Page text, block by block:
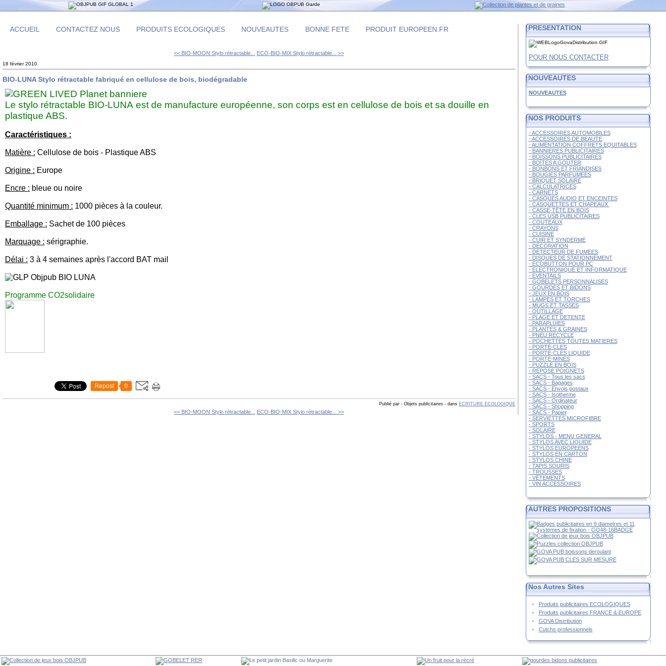
ACCUEIL CONTACTEZ NOUS PRODUITS ECOLOGIQUES NOUVEAUTES BONNE FETE PRODUIT EUROPEEN.FR
<< BIO-MOON Stylo rétractable... ECO-BIO-MIX Stylo rétractable... >>
18 février 2010
BIO-LUNA Stylo rétractable fabriqué en cellulose de bois, biodégradable
Le stylo rétractable BIO-LUNA est de manufacture européenne, son corps est en cellulose de bois et sa douille en
plastique ABS.
Caractéristiques :
Matière : Cellulose de bois - Plastique ABS
Origine : Europe
Encre : bleue ou noire
Quantité minimum : 1000 pièces à la couleur.
Emballage : Sachet de 100 pièces
Marquage : sérigraphie.
Délai : 3 à 4 semaines après l'accord BAT mail
Programme CO2solidaire
Repost 0
Publié par - Objets publicitaires -dans ECRITURE ECOLOGIQUE
<< BIO-MOON Stylo rétractable... ECO-BIO-MIX Stylo rétractable... >>
PRESENTATION
POUR NOUS CONTACTER
NOUVEAUTES
NOUVEAUTES
NOS PRODUITS
- ACCESSOIRES AUTOMOBILES
- ACCESSOIRES DE BEAUTE
- ALIMENTATION COFFRETS EQUITABLES
- BANNIERES PUBLICITAIRES
- BOISSONS PUBLICITAIRES
- BOÎTES A GOÛTER
- BONBONS ET FRIANDISES
- BOUGIES PARFUMEES
- BRIQUET SOLAIRE
- CALCULATRICES
- CARNETS
- CASQUES AUDIO ET ENCEINTES
- CASQUETTES ET CHAPEAUX
- CASSE-TÊTE EN BOIS
- CLES USB PUBLICITAIRES
- COUTEAUX
- CRAYONS
- CUISINE
- CUIR ET SYNDERME
- DECORATION
- DETECTEUR DE FUMEES
- DISQUES DE STATIONNEMENT
- ECOBUTTON POUR PC
- ELECTRONIQUE ET INFORMATIQUE
- EVENTAILS
- GOBELETS PERSONNALISES
- GOURDES ET BIDONS
- JEUX EN BOIS
- LAMPES ET TORCHES
- MUGS ET TASSES
- OUTILLAGE
- PLAGE ET DETENTE
- PARAPLUIES
- PLANTES & GRAINES
- PNEU RECYCLE
- POCHETTES TOUTES MATIERES
- PORTE-CLES
- PORTE-CLES LIQUIDE
- PORTE-MINES
- PUZZLE EN BOIS
- REPOSE POIGNETS
- SACS - Tous les sacs
- SACS - Bagages
- SACS - Envois postaux
- SACS - Isotherme
- SACS - Ordinateur
- SACS - Shopping
- SACS - Papier
- SERVIETTES MICROFIBRE
- SPORTS
- SOLAIRE
- STYLOS - MENU GENERAL
- STYLOS AVEC LIQUIDE
- STYLOS EUROPEENS
- STYLOS EN CARTON
- STYLOS CHINE
- TAPIS SOURIS
- TROUSSES
- VÊTEMENTS
- VIN ACCESSOIRES
AUTRES PROPOSITIONS
Nos Autres Sites
Produits publicitaires ECOLOGIQUES
Produits publicitaires FRANCE & EUROPE
GOVA Distribution
Cutchs professionnels